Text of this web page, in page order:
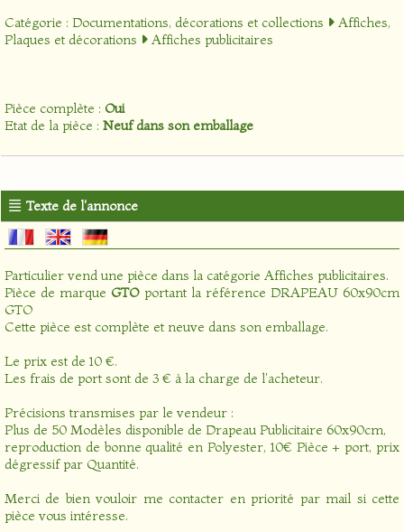
Catégorie : Documentations, décorations et collections
Affiches,
Plaques et décorations
Affiches publicitaires
Pièce complète : Oui
Etat de la pièce : Neuf dans son emballage
Texte de l'annonce
Particulier vend une pièce dans la catégorie Affiches publicitaires.
Pièce de marque GTOportant la référence DRAPEAU 60x90cm
GTO
Cette pièce est complète et neuve dans son emballage.
Le prix est de 10 €.
Les frais de port sont de 3 € à la charge de l'acheteur.
Précisions transmises par le vendeur :
Plus de 50 Modèles disponible de Drapeau Publicitaire 60x90cm,
reproduction de bonne qualité en Polyester, 10€ Pièce + port, prix
dégressif par Quantité.
Merci de bien vouloir me contacter en priorité par mail si cette
pièce vous intéresse.